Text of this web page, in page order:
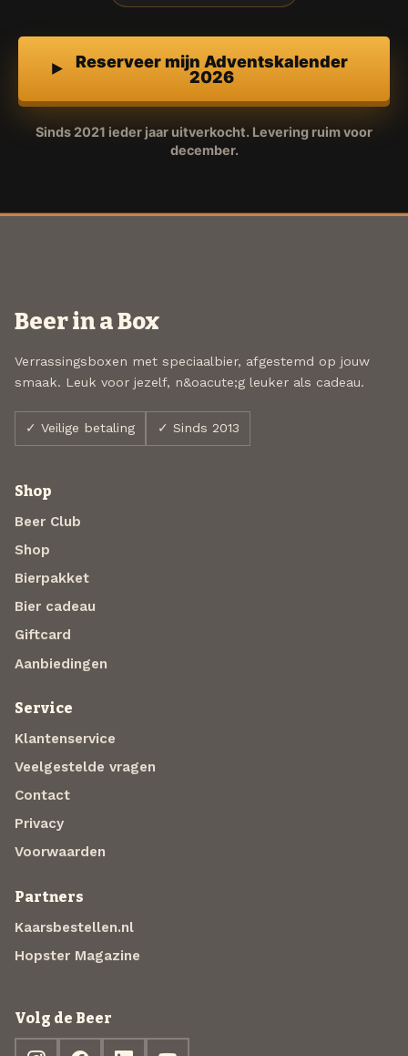
Reserveer mijn Adventskalender
2026
Sinds 2021 ieder jaar uitverkocht. Levering ruim voor
december.
Beer in a Box
Verrassingsboxen met speciaalbier, afgestemd op jouw
smaak. Leuk voor jezelf, n&oacute;g leuker als cadeau.
✓ Veilige betaling ✓ Sinds 2013
Shop
Beer Club
Shop
Bierpakket
Bier cadeau
Giftcard
Aanbiedingen
Service
Klantenservice
Veelgestelde vragen
Contact
Privacy
Voorwaarden
Partners
Kaarsbestellen.nl
Hopster Magazine
Volg de Beer